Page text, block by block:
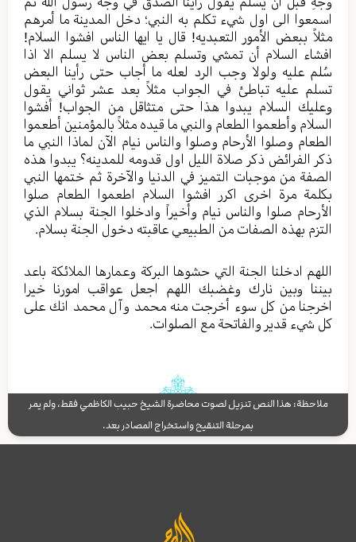
اسمعوا الی اول شيء تکلم به النبي؛ دخل المدینة ما أمرهم
مثلاً ببعض الأمور التعبدیه! قال یا ایها الناس افشوا السلام!
افشاء السلام أن تمشي وتسلم بعض الناس لا یسلم الا اذا
سُلم علیه ولولا وجب الرد لعله ما أجاب حتی رأينا البعض
تسلم علیه تباطئ في الجواب مثلاً بعد عشر ثواني یقول
وعلیك السلام یبدوا هذا حتی متثاقل من الجواب! أفشوا
السلام وأطعموا الطعام والنبي ما قیده مثلاً بالمؤمنین أطعموا
الطعام وصلوا الأرحام وصلوا والناس نیام الآن لماذا النبي ما
ذکر الفرائض ذکر صلاة اللیل اول قدومه للمدینه؟ یبدوا هذه
الصفة من موجبات التمیز في الدنیا والآخرة ثم ختمها النبي
بکلمة مرة اخری اکرر افشوا السلام اطعموا الطعام صلوا
الأرحام صلوا والناس نیام وأخیراً وادخلوا الجنة بسلام الذي
التزم بهذه الصفات من الطبیعي عاقبته دخول الجنة بسلام.
اللهم ادخلنا الجنة التي حشوها البرکة وعمارها الملائکة باعد
بیننا وبین نارك وغضبك اللهم اجعل عواقب امورنا خیرا
اخرجنا من کل سوء أخرجت منه محمد وآل محمد انك علی
کل شيء قدیر والفاتحة مع الصلوات.
ملاحظة: هذا النص تنزيل لصوت محاضرة الشيخ حبيب الكاظمي فقط، ولم يمر
بمرحلة التنقيح واستخراج المصادر بعد.